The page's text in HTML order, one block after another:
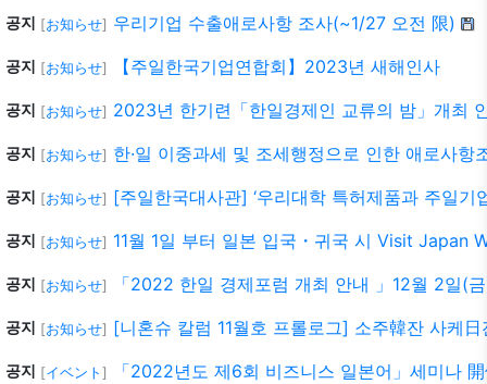
공지 [お知らせ] 우리기업 수출애로사항 조사(~1/27 오전 限)
공지 [お知らせ] 【주일한국기업연합회】2023년 새해인사
공지 [お知らせ] 2023년 한기련「한일경제인 교류의 밤」개최
공지 [お知らせ] 한·일 이중과세 및 조세행정으로 인한 애로사항
공지 [お知らせ] [주일한국대사관] ‘우리대학 특허제품과 주일기
공지 [お知らせ] 11월 1일 부터 일본 입국・귀국 시 Visit Japan
공지 [お知らせ] 「2022 한일 경제포럼 개최 안내 」12월 2일(
공지 [お知らせ] [니혼슈 칼럼 11월호 프롤로그] 소주韓잔 사케
공지 [イベント ] 「2022년도 제6회 비즈니스 일본어」세미나